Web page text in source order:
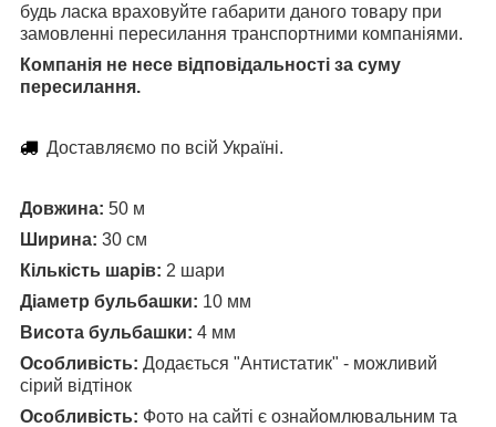
будь ласка враховуйте габарити даного товару при
замовленні пересилання транспортними компаніями.
Компанія не несе відповідальності за суму
пересилання.
Доставляємо по всій Україні.
Довжина: 50 м
Ширина: 30 см
Кількість шарів: 2 шари
Діаметр бульбашки: 10 мм
Висота бульбашки: 4 мм
Особливість: Додається "Антистатик" - можливий
сірий відтінок
Особливість: Фото на сайті є ознайомлювальним та